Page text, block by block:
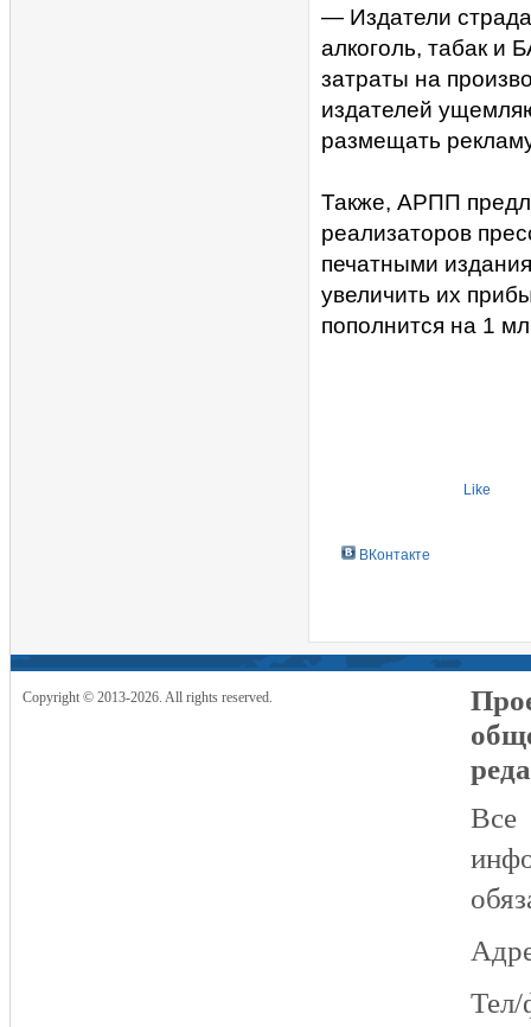
— Издатели
алкоголь, табак и
затраты на
издателей
размещать
Также, АРПП
реализаторов
печатными
увеличить их
пополнится на 1
Like
ВКонтакте
Copyright © 2013-2026. All rights reserved.